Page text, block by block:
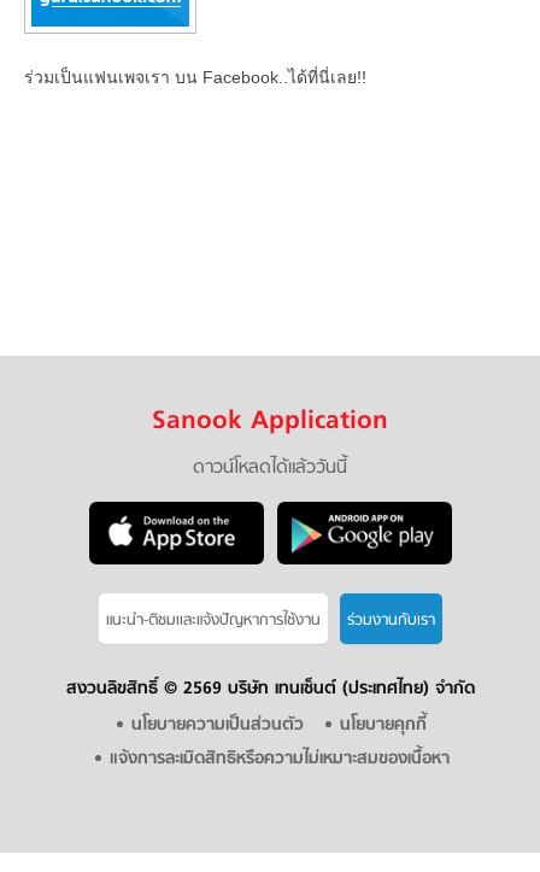
ร่วมเป็นแฟนเพจเรา บน Facebook..ได้ที่นี่เลย!!
Sanook Application
ดาวน์โหลดได้แล้ววันนี้
แนะนำ-ติชมเเละแจ้งปัญหาการใช้งาน ร่วมงานกับเรา
สงวนลิขสิทธิ์ © 2569 บริษัท เทนเซ็นต์ (ประเทศไทย) จำกัด
นโยบายความเป็นส่วนตัว
นโยบายคุกกี้
แจ้งการละเมิดสิทธิหรือความไม่เหมาะสมของเนื้อหา